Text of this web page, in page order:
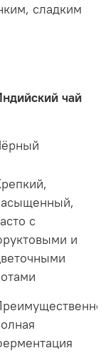
сладким
чай
с
и